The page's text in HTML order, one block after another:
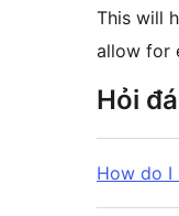
This will
allow for
Hỏi
How do I